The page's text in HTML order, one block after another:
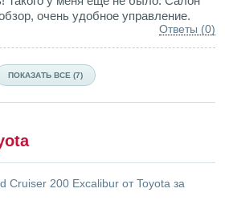
очень удобное управление.
Ответы (0)
ПОКАЗАТЬ ВСЕ (7)